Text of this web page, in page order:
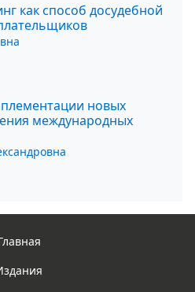
как способ досудебной
новых
международных